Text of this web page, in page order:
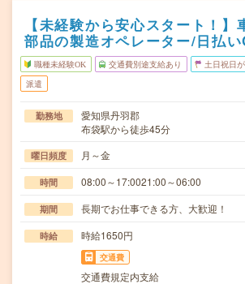
【未経験から安心スタート！】
部品の製造オペレーター/日払
職種未経験OK 交通費別途支給あり 土日祝日
派遣
勤務地
愛知県丹羽郡
布袋駅から徒歩45分
曜日頻度 月～金
時間 08:00～17:0021:00～06:00
期間 長期でお仕事できる方、大歓迎！
時給 時給1650円
交通費
交通費規定内支給